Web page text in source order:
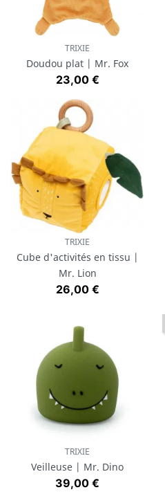
TRIXIE
Doudou plat | Mr. Fox
Prix
23,00 €
TRIXIE
Cube d'activités en tissu |
Mr. Lion
Prix
26,00 €
TRIXIE
Veilleuse | Mr. Dino
Prix
39,00 €